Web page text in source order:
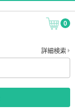
0
詳細検索